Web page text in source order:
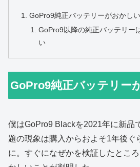
GoPro9純正バッテリーがおかしい
GoPro9以降の純正バッテリー
い
GoPro9純正バッテリー
僕はGoPro9 Blackを2021年に新品
題の現象は購入からおよそ1年後ぐ
に。すぐになぜかを検証したとこ